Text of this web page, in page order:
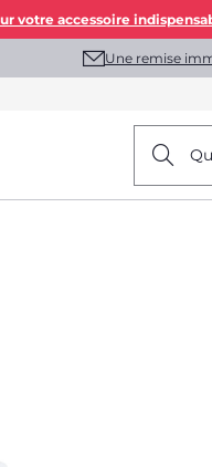
votre accessoire
Une remise